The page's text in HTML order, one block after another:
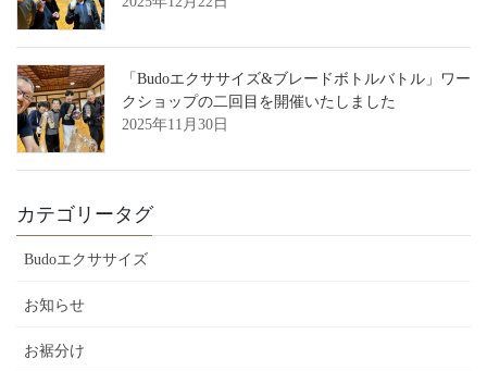
「Budoエクササイズ&ブレードボトルバトル」ワー
クショップの二回目を開催いたしました
2025年11月30日
カテゴリータグ
Budoエクササイズ
お知らせ
お裾分け